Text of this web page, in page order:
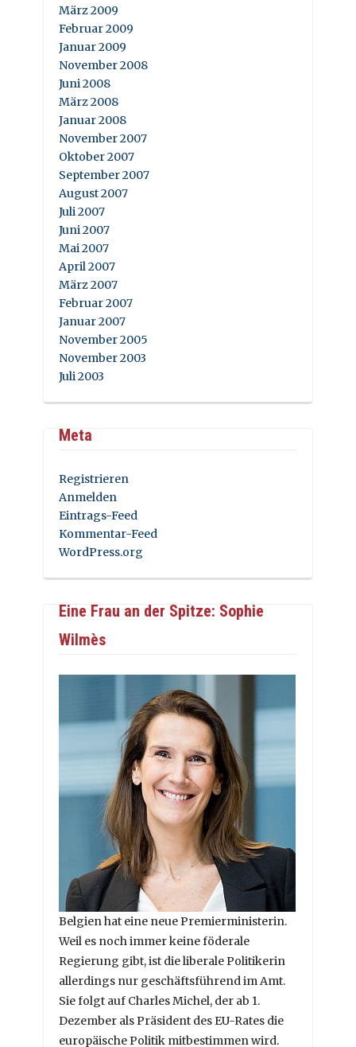
März 2009
Februar 2009
Januar 2009
November 2008
Juni 2008
März 2008
Januar 2008
November 2007
Oktober 2007
September 2007
August 2007
Juli 2007
Juni 2007
Mai 2007
April 2007
März 2007
Februar 2007
Januar 2007
November 2005
November 2003
Juli 2003
Meta
Registrieren
Anmelden
Eintrags-Feed
Kommentar-Feed
WordPress.org
Eine Frau an der Spitze: Sophie
Wilmès
Belgien hat eine neue Premierministerin.
Weil es noch immer keine föderale
Regierung gibt, ist die liberale Politikerin
allerdings nur geschäftsführend im Amt.
Sie folgt auf Charles Michel, der ab 1.
Dezember als Präsident des EU-Rates die
europäische Politik mitbestimmen wird.